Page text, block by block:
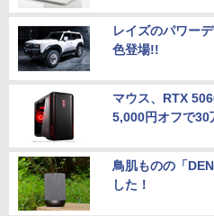
レイズのパワー
色登場!!
マウス、RTX
5,000円オフで30
鳥肌ものの「
した！